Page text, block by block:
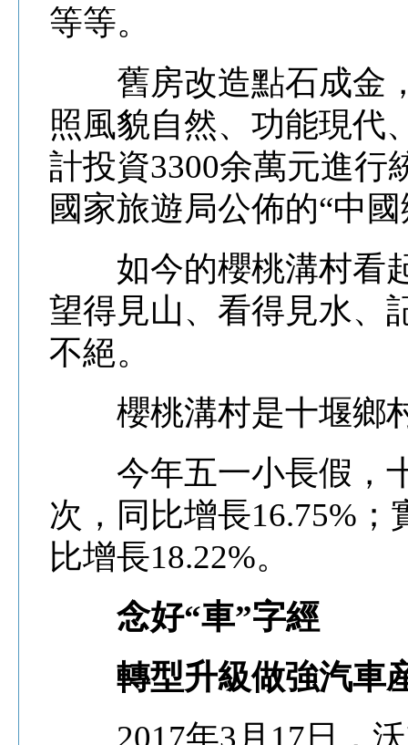
等等。
舊房改造點石成金，
照風貌自然、功能現代
計投資3300余萬元進行
國家旅遊局公佈的“中
如今的櫻桃溝村看起
望得見山、看得見水、
不絕。
櫻桃溝村是十堰鄉
今年五一小長假，十
次，同比增長16.75%
比增長18.22%。
念好“車”字經
轉型升級做強汽車
2017年3月17日，沃